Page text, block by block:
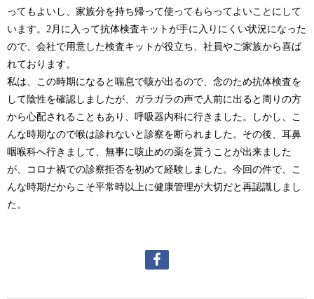
ってもよいし、家族分を持ち帰って使ってもらってよいことにして
います。2月に入って抗体検査キットが手に入りにくい状況になった
ので、会社で用意した検査キットが役立ち、社員やご家族から喜ば
れております。
私は、この時期になると喘息で咳が出るので、念のため抗体検査を
して陰性を確認しましたが、ガラガラの声で人前に出ると周りの方
から心配されることもあり、呼吸器内科に行きました。しかし、こ
んな時期なので喉は診れないと診察を断られました。その後、耳鼻
咽喉科へ行きまして、無事に咳止めの薬を貰うことが出来ました
が、コロナ禍での診察拒否を初めて経験しました。今回の件で、こ
んな時期だからこそ平常時以上に健康管理が大切だと再認識しまし
た。